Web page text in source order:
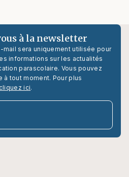
à la newsletter
mail sera uniquement utilisée pour
informations sur les actualités
parascolaire. Vous pouvez
à tout moment. Pour plus
cliquez ici.